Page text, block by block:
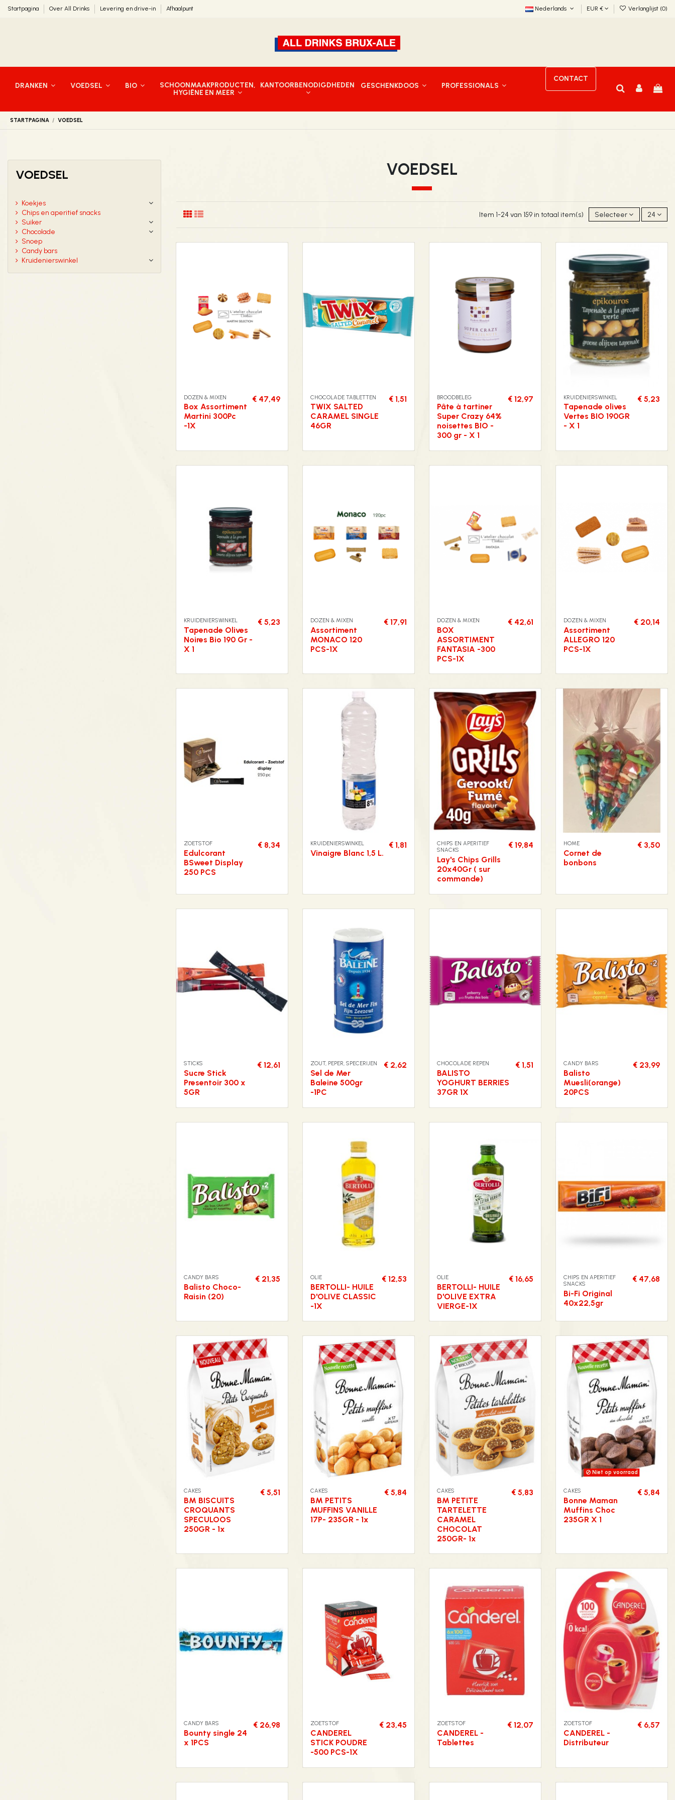
Startpagina Over All Drinks Levering en drive-in Afhaalpunt Nederlands EUR € Verlanglijst (0)
DRANKEN VOEDSEL BIO
SCHOONMAAKPRODUCTEN,
HYGIËNE EN MEER
KANTOORBENODIGDHEDEN GESCHENKDOOS PROFESSIONALS
CONTACT
STARTPAGINA VOEDSEL
VOEDSEL
Item 1-24 van 159 in totaal item(s) Selecteer 24
DOZEN & MIXEN
Box Assortiment
Martini 300Pc
-1X
€ 47,49 CHOCOLADE TABLETTEN
TWIX SALTED
CARAMEL SINGLE
46GR
€ 1,51 BROODBELEG
Pâte à tartiner
Super Crazy 64%
noisettes BIO -
300 gr - X 1
€ 12,97 KRUIDENIERSWINKEL
Tapenade olives
Vertes BIO 190GR
- X 1
€ 5,23
KRUIDENIERSWINKEL
Tapenade Olives
Noires Bio 190 Gr -
X 1
€ 5,23 DOZEN & MIXEN
Assortiment
MONACO 120
PCS-1X
€ 17,91 DOZEN & MIXEN
BOX
ASSORTIMENT
FANTASIA -300
PCS-1X
€ 42,61 DOZEN & MIXEN
Assortiment
ALLEGRO 120
PCS-1X
€ 20,14
ZOETSTOF
Edulcorant
BSweet Display
250 PCS
€ 8,34 KRUIDENIERSWINKEL
Vinaigre Blanc 1,5 L.
€ 1,81
CHIPS EN APERITIEF
SNACKS
Lay's Chips Grills
20x40Gr ( sur
commande)
€ 19,84 HOME
Cornet de
bonbons
€ 3,50
STICKS
Sucre Stick
Presentoir 300 x
5GR
€ 12,61 ZOUT, PEPER, SPECERIJEN
Sel de Mer
Baleine 500gr
-1PC
€ 2,62 CHOCOLADE REPEN
BALISTO
YOGHURT BERRIES
37GR 1X
€ 1,51 CANDY BARS
Balisto
Muesli(orange)
20PCS
€ 23,99
CANDY BARS
Balisto Choco-
Raisin (20)
€ 21,35 OLIE
BERTOLLI- HUILE
D'OLIVE CLASSIC
-1X
€ 12,53 OLIE
BERTOLLI- HUILE
D'OLIVE EXTRA
VIERGE-1X
€ 16,65
CHIPS EN APERITIEF
SNACKS
Bi-Fi Original
40x22,5gr
€ 47,68
CAKES
BM BISCUITS
CROQUANTS
SPECULOOS
250GR - 1x
€ 5,51 CAKES
BM PETITS
MUFFINS VANILLE
17P- 235GR - 1x
€ 5,84 CAKES
BM PETITE
TARTELETTE
CARAMEL
CHOCOLAT
250GR- 1x
€ 5,83
Niet op voorraad
CAKES
Bonne Maman
Muffins Choc
235GR X 1
€ 5,84
CANDY BARS
Bounty single 24
x 1PCS
€ 26,98 ZOETSTOF
CANDEREL
STICK POUDRE
-500 PCS-1X
€ 23,45 ZOETSTOF
CANDEREL -
Tablettes
€ 12,07 ZOETSTOF
CANDEREL -
Distributeur
€ 6,57
VOEDSEL
Koekjes
Chips en aperitief snacks
Suiker
Chocolade
Snoep
Candy bars
Kruidenierswinkel